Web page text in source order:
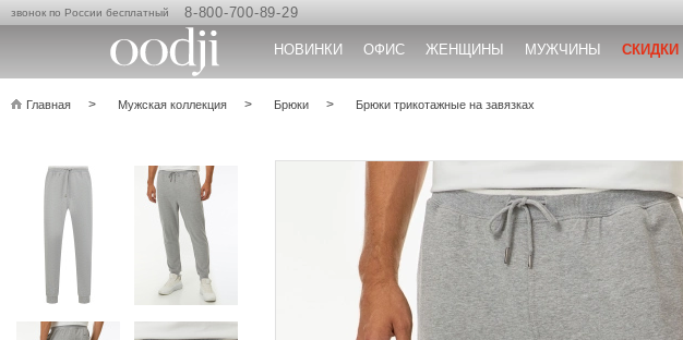
звонок по России бесплатный 8-800-700-89-29
НОВИНКИ ОФИС ЖЕНЩИНЫ МУЖЧИНЫ СКИДКИ
Главная Мужская коллекция Брюки Брюки трикотажные на завязках